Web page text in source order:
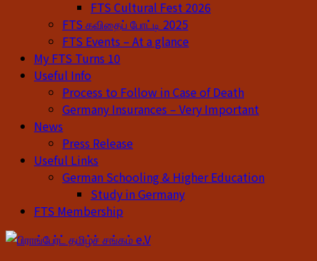
FTS Cultural Fest 2026
FTS கவிதைப் போட்டி 2025
FTS Events – At a glance
My FTS Turns 10
Useful Info
Process to Follow in Case of Death
Germany Insurances – Very Important
News
Press Release
Useful Links
German Schooling & Higher Education
Study in Germany
FTS Membership